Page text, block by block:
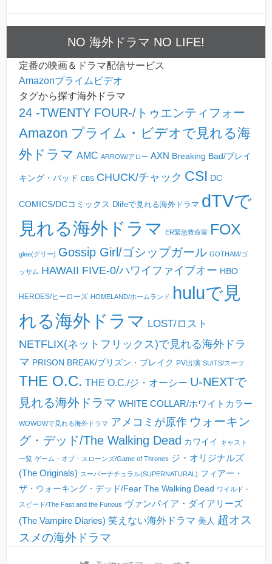
NO 海外ドラマ NO LIFE!
定番の映画＆ドラマ配信サービス
Amazonプライムビデオ
タグから探す海外ドラマ
24 -TWENTY FOUR-/トゥエンティフォー
Amazon プライム・ビデオで見れる海
外ドラマ AMC ARROW/アロー AXN Breaking Bad/ブレイ
キング・バッド CBS CHUCK/チャック CSI DC
COMICS/DCコミックス Dlifeで見れる海外ドラマ dTVで
見れる海外ドラマ
ER緊急救命室 FOX
glee(グリー) Gossip Girl/ゴシップガール GOTHAM/ゴ
ッサム HAWAII FIVE-0/ハワイファイブオー HBO
HEROES/ヒーローズ HOMELAND/ホームランド huluで見
れる海外ドラマ LOST/ロスト
NETFLIX(ネットフリックス)で見れる海外ドラ
マ PRISON BREAK/プリズン・ブレイク PV出演 SUITS/スーツ
THE O.C. THE O.C./ジ・オーシー U-NEXTで
見れる海外ドラマ WHITE COLLAR/ホワイトカラー
WOWOWで見れる海外ドラマ アメコミが原作 ウォーキン
グ・デッド/The Walking Dead カワイイ キャスト
一覧 ゲーム・オブ・スローンズ/Game of Thrones ジ・オリジナルズ
(The Originals) スーパーナチュラル(SUPERNATURAL) フィアー・
ザ・ウォーキング・デッド/Fear The Walking Dead ワイルド・
スピード/The Fast and the Furious ヴァンパイア・ダイアリーズ
(The Vampire Diaries) 笑えない海外ドラマ 美人 超オス
スメの海外ドラマ